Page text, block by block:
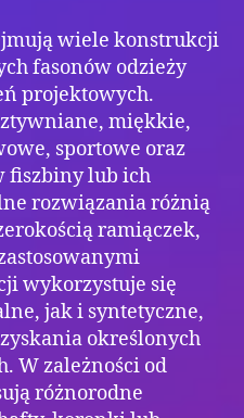
wiele konstrukcji
fasonów odzieży
projektowych.
miękkie,
sportowe oraz
fiszbiny lub ich
rozwiązania różnią
ramiączek,
wykorzystuje się
jak i syntetyczne,
określonych
W zależności od
różnorodne